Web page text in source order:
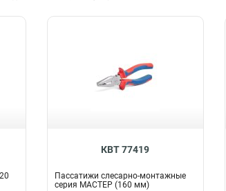
КВТ 77419
Пассатижи слесарно-монтажные
серия МАСТЕР (160 мм)